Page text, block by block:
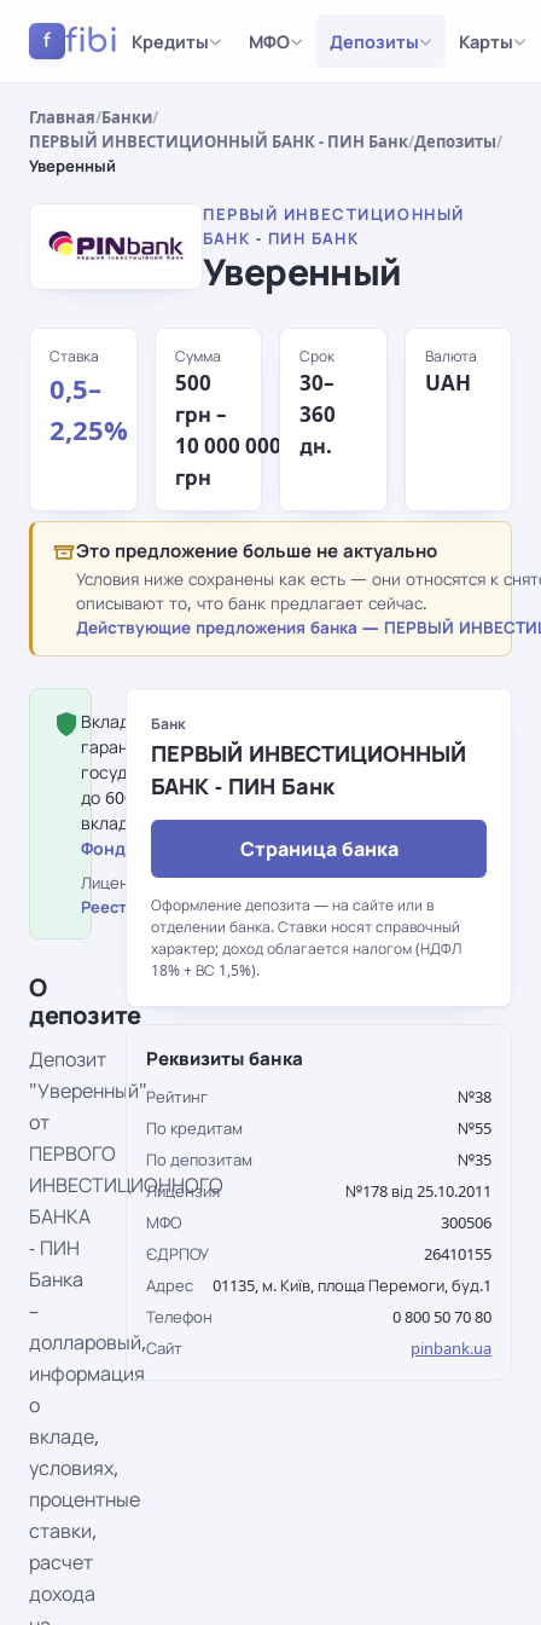
f fibi Кредиты МФО Депозиты Карты
Главная/Банки/
ПЕРВЫЙ ИНВЕСТИЦИОННЫЙ БАНК - ПИН Банк/Депозиты/
Уверенный
ПЕРВЫЙ ИНВЕСТИЦИОННЫЙ
БАНК - ПИН БАНК
Уверенный
Ставка
0,5–
2,25%
Сумма
500
грн –
10 000 000
грн
Срок
30–
360
дн.
Валюта
UAH
Это предложение больше не актуально
Условия ниже сохранены как есть — они относятся к
описывают то, что банк предлагает сейчас.
Действующие предложения банка — ПЕРВЫЙ
Вклад застрахован Фондом
гарантирования вкладов физлиц:
государство гарантирует возврат
до 600 000 грн на одного
вкладчика в банке.
Фонд гарантирования вкладов →
Лицензия НБУ №178 від 25.10.2011 ·
Реестр НБУ →
О
депозите
Депозит
"Уверенный"
от
ПЕРВОГО
ИНВЕСТИЦИОННОГО
БАНКА
- ПИН
Банка
–
долларовый,
информация
о
вкладе,
условиях,
процентные
ставки,
расчет
дохода
Банк
ПЕРВЫЙ ИНВЕСТИЦИОННЫЙ
БАНК - ПИН Банк
Страница банка
Оформление депозита — на сайте или в
отделении банка. Ставки носят справочный
характер; доход облагается налогом (НДФЛ
18% + ВС 1,5%).
Реквизиты банка
Рейтинг
№38
По кредитам
№55
По депозитам
№35
Лицензия
№178 від 25.10.2011
МФО
300506
ЄДРПОУ
26410155
Адрес
01135, м. Київ, площа Перемоги, буд.1
Телефон
0 800 50 70 80
Сайт
pinbank.ua